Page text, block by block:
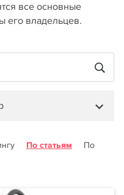
все основные
его владельцев.
По статьям
По